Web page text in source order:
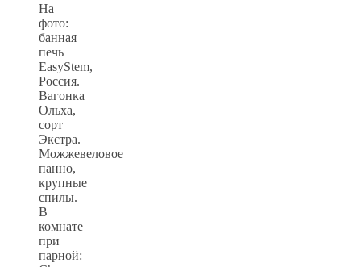
На
фото:
банная
печь
EasyStem,
Россия.
Вагонка
Ольха,
сорт
Экстра.
Можжевеловое
панно,
крупные
спилы.
В
комнате
при
парной: